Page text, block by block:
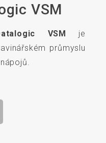
VSM
VSM
je
průmyslu